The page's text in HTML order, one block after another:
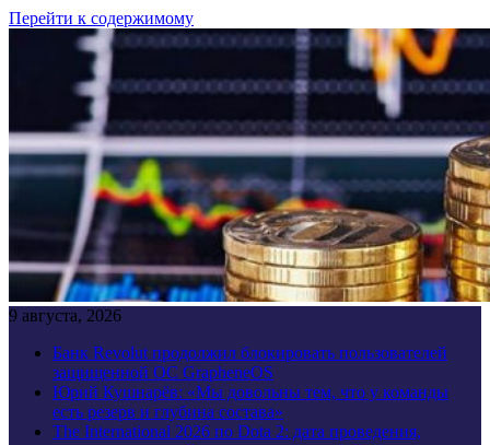
Перейти к содержимому
9 августа, 2026
Банк Revolut продолжил блокировать пользователей
защищенной ОС GrapheneOS
Юрий Кушнарёв: «Мы довольны тем, что у команды
есть резерв и глубина состава»
The International 2026 по Dota 2: дата проведения,